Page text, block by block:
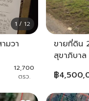
1 / 12
มวา
12,700
ตรว.
ขายที่ดิน
สุขาภิบา
฿